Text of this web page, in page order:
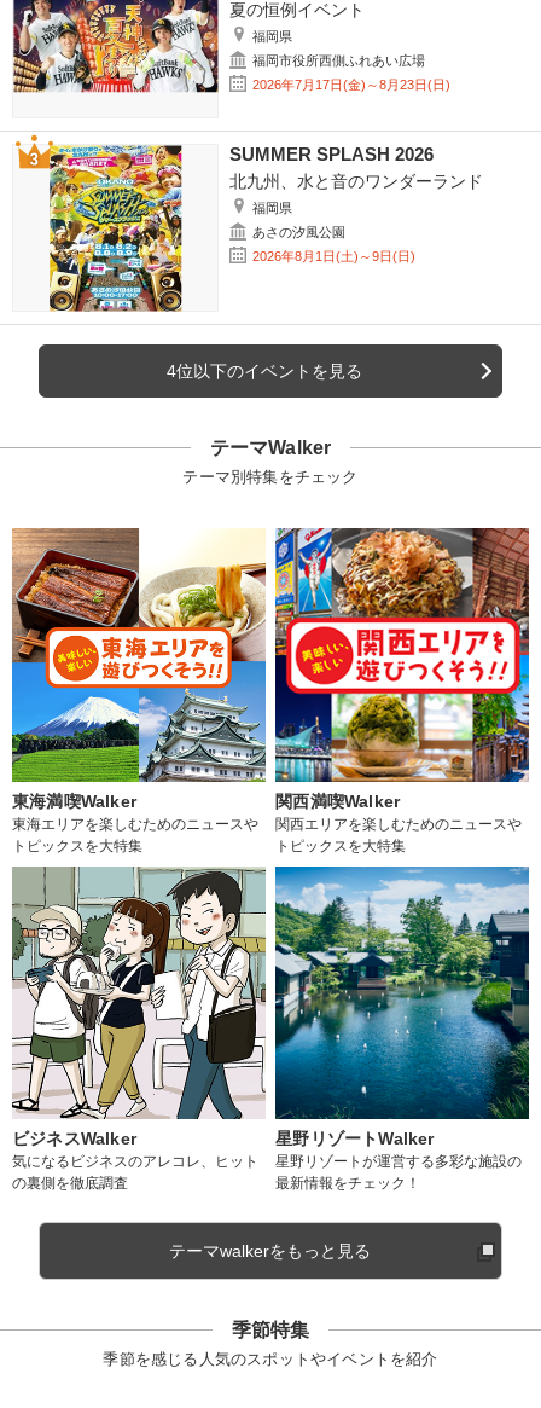
夏の恒例イベント
福岡県
福岡市役所西側ふれあい広場
2026年7月17日(金)～8月23日(日)
SUMMER SPLASH 2026
北九州、水と音のワンダーランド
福岡県
あさの汐風公園
2026年8月1日(土)～9日(日)
4位以下のイベントを見る
テーマWalker
テーマ別特集をチェック
東海満喫Walker
東海エリアを楽しむためのニュースや
トピックスを大特集
関西満喫Walker
関西エリアを楽しむためのニュースや
トピックスを大特集
ビジネスWalker
気になるビジネスのアレコレ、ヒット
の裏側を徹底調査
星野リゾートWalker
星野リゾートが運営する多彩な施設の
最新情報をチェック！
テーマwalkerをもっと見る
季節特集
季節を感じる人気のスポットやイベントを紹介